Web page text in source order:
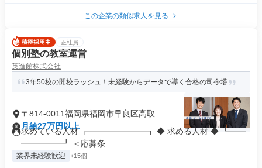
この企業の類似求人を見る
正社員
個別塾の教室運営
英進館株式会社
3年50校の開校ラッシュ！未経験からデータで導く合格の司令塔
〒814-0011福岡県福岡市早良区高取
月給27万円以上
求めている人材 ┏━━━━━━━┓ ◆ 求める人材 ◆ ┗━━
━━━━━┛ ＜応募条...
業界未経験歓迎 +15個